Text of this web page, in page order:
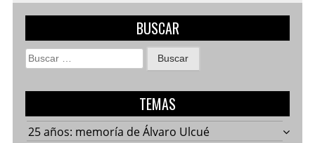
BUSCAR
Buscar:
TEMAS
25 años: memoría de Álvaro Ulcué